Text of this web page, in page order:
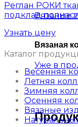
Вязаные
Вязаная
Уже в
Реглан РОКИ
подклад
Узнать цену
Каталог
Весенняя
Летняя
Зимняя
Осенняя
Вязаные